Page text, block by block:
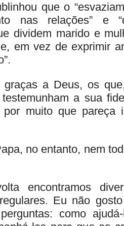
que o
nas relações” e
dividem marido e
em vez de exprimir
graças a Deus, os
a sua
por muito que pareça
no entanto, nem
encontramos
Eu não
como